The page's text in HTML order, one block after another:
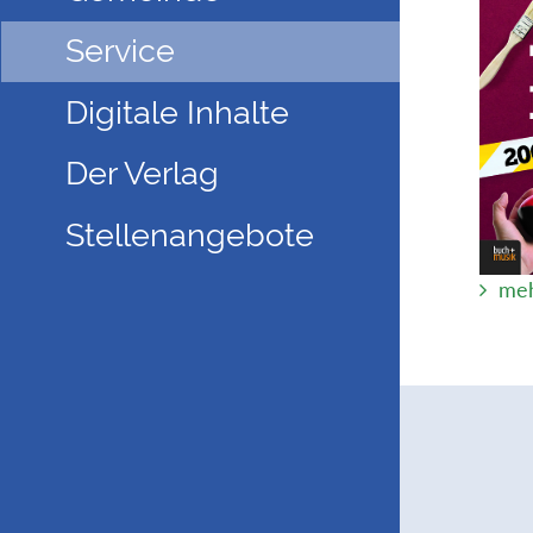
Service
Digitale Inhalte
Der Verlag
Stellenangebote